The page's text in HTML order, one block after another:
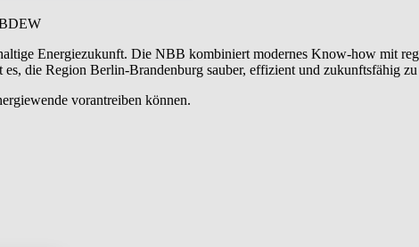
Energiezukunft. Die NBB kombiniert modernes Know-how mit
die Region Berlin-Brandenburg sauber, effizient und zukunftsfähig zu
vorantreiben können.